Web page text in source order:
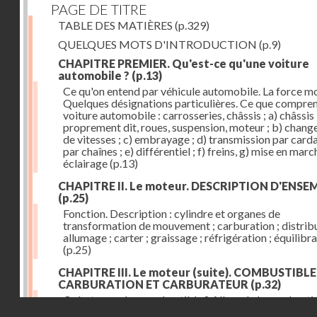
PAGE DE TITRE
TABLE DES MATIÈRES (p.329)
QUELQUES MOTS D'INTRODUCTION (p.9)
CHAPITRE PREMIER. Qu'est-ce qu'une voiture
automobile ? (p.13)
Ce qu'on entend par véhicule automobile. La force
Quelques désignations particulières. Ce que
voiture automobile : carrosseries, châssis ; a) châssis
proprement dit, roues, suspension, moteur ; b)
de vitesses ; c) embrayage ; d) transmission par
par chaînes ; e) différentiel ; f) freins, g) mise en
éclairage(p.13)
CHAPITRE II. Le moteur. DESCRIPTION
(p.25)
Fonction. Description : cylindre et organes de
transformation de mouvement ; carburation ;
allumage ; carter ; graissage ; réfrigération ;
(p.25)
CHAPITRE III. Le moteur (suite).
CARBURATION ET CARBURATEUR (p.32)
Qu'est-ce qu'un combustible ? Allure de la